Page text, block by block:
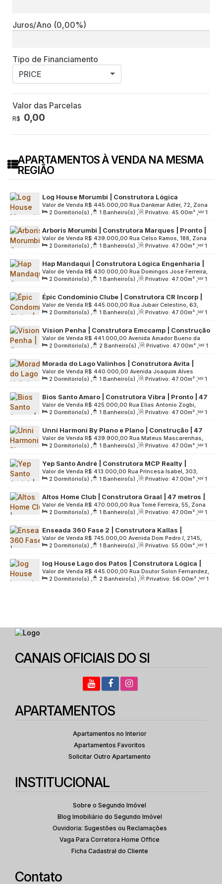
Juros/Ano (0,00%)
Tipo de Financiamento
PRICE
Valor das Parcelas
R$ 0,00
APARTAMENTOS À VENDA NA MESMA
REGIÃO
Log House Morumbi | Construtora Lógica
Engenharia | Pronto | 45 metros | 02 dormitórios |
varanda | 01 vaga
R$ 445.000,00
Valor de Venda
Rua Dankmar Adler, 72, Zona
Sul, 05641-110, Vila Suzana, São Paulo, São Paulo, Brasil
2 Dormitório(s) , 1 Banheiro(s) , Privativo: 45.00m² ,
1
Sala(s) , 1 Vaga(s) , Útil: 45.00m² , Terreno: 1162.00m²
Arboris Morumbi | Construtora Marques | Pronto |
47 metros | 02 dormitórios | varanda | 01 vaga
R$ 439.000,00
Valor de Venda
Rua Celso Ramos, 188, Zona
Sul, 05734-080, Vila Andrade, São Paulo, São Paulo, Brasil
2 Dormitório(s) , 1 Banheiro(s) , Privativo: 47.00m² ,
1
Sala(s) , 1 Vaga(s) , Útil: 47.00m² , Terreno: 3329.00m²
Hap Mandaqui | Construtora Lógica Engenharia |
Construção | 47 metros | 02 dormitórios | varanda
| 01 vaga
R$ 430.000,00
Valor de Venda
Rua Domingos José Ferreira,
144, Zona Norte, 02433-090, Vila Guaca, São Paulo, São
Paulo, Brasil
2 Dormitório(s) , 1 Banheiro(s) , Privativo: 47.00m² ,
1
Sala(s) , 1 Vaga(s) , Útil: 47.00m² , Terreno: 1862.00m²
Épic Condomínio Clube | Construtora CR Incorp |
Construção | 47 metros | 02 dormitórios | 01 vaga
R$ 445.000,00
Valor de Venda
Rua Jubair Celestino, 63,
Grande São Paulo, 06216-160, Presidente Altino, Osasco,
São Paulo, Brasil
2 Dormitório(s) , 1 Banheiro(s) , Privativo: 47.00m² ,
1
Sala(s) , 1 Vaga(s) , Útil: 47.00m² , Terreno: 2504.00m²
Vision Penha | Construtora Emccamp | Construção
| 47 metros | 02 dormitórios | suíte | varanda | 01
vaga
R$ 441.000,00
Valor de Venda
Avenida Amador Bueno da
Veiga, 1127, Zona Leste, 03635-000, Penha de França, São
Paulo, São Paulo, Brasil
2 Dormitório(s) , 2 Banheiro(s) , Privativo: 47.00m² ,
1
Sala(s) , 1 Suíte(s) , 1 Vaga(s) , Útil: 47.00m² ,
Terreno:
4973.00m²
Morada do Lago Valinhos | Construtora Avita |
Pronto | 47 metros | 02 dormitórios | varanda | 01
vaga
R$ 440.000,00
Valor de Venda
Avenida Joaquim Alves
Corrêa, 2299, Interior de São Paulo, 13277-055, Jardim Santo
Antônio, Valinhos, São Paulo, Brasil
2 Dormitório(s) , 1 Banheiro(s) , Privativo: 47.00m² ,
1
Sala(s) , 1 Vaga(s) , Útil: 47.00m² , Terreno: 5765.00m²
Bios Santo Amaro | Construtora Vibra | Pronto | 47
Metros | 02 Dormitórios | Varanda | 01 Vaga
R$ 425.000,00
Valor de Venda
Rua Elias Antonio Zogbi,
5632, Zona Sul, 04746-115, Santo Amaro, São Paulo, São
Paulo, Brasil
2 Dormitório(s) , 1 Banheiro(s) , Privativo: 47.00m² ,
1
Sala(s) , 1 Vaga(s) , Útil: 47.00m² , Terreno: 4332.00m²
Unni Harmoni By Plano e Plano | Construção | 47
metros | 02 dormitórios | varanda | 01 vaga
R$ 439.900,00
Valor de Venda
Rua Mateus Mascarenhas,
424, Zona Norte, 02712-000, Jardim Pereira Leite, São Paulo,
São Paulo, Brasil
2 Dormitório(s) , 1 Banheiro(s) , Privativo: 47.00m² ,
1
Sala(s) , 1 Vaga(s) , Útil: 47.00m² , Terreno: 4093.00m²
Yep Santo André | Construtora MCP Realty |
Construção | 47 metros | 02 dormitórios | varanda
| 01 vaga
R$ 413.000,00
Valor de Venda
Rua Princesa Isabel, 303,
Interior de São Paulo, 09090-600, Vila Guiomar, Santo
André, São Paulo, Brasil
2 Dormitório(s) , 1 Banheiro(s) , Privativo: 47.00m² ,
1
Sala(s) , 1 Vaga(s) , Útil: 47.00m² , Terreno: 2723.00m²
Altos Home Club | Construtora Graal | 47 metros |
02 dormitórios | varanda | sem vaga
R$ 470.000,00
Valor de Venda
Rua Tomé Ferreira, 55, Zona
Norte, 02402-030, Santana, São Paulo, São Paulo, Brasil
2 Dormitório(s) , 1 Banheiro(s) , Privativo: 47.00m² ,
1
Sala(s) , Útil: 47.00m² , Terreno: 1488.00m²
Enseada 360 Fase 2 | Construtora Kallas |
Construção | 55 Metros | 02 Dormitórios | Varanda
Grill | 02 Vagas
R$ 745.000,00
Valor de Venda
Avenida Dom Pedro I, 2145,
Litoral de São Paulo, 11440-002, Enseada, Guarujá, São
Paulo, Brasil
2 Dormitório(s) , 1 Banheiro(s) , Privativo: 55.00m² ,
1
Sala(s) , 2 Vaga(s) , Útil: 55.00m² , Terreno: 4416.00m²
log House Lago dos Patos | Construtora Lógica |
Pronto | 56 metros | 02 dormitórios | suíte |
varanda grill | 01 vaga
R$ 445.000,00
Valor de Venda
Rua Doutor Solon Fernandez,
15, Grande São Paulo, 07084-030, Vila Rosália, Guarulhos,
2 Dormitório(s) , 2 Banheiro(s) , Privativo: 56.00m² ,
1
CANAIS OFICIAIS DO SI
APARTAMENTOS
Apartamentos no Interior
Apartamentos Favoritos
Solicitar Outro Apartamento
INSTITUCIONAL
Sobre o Segundo Imóvel
Blog Imobiliário do Segundo Imóvel
Ouvidoria: Sugestões ou Reclamações
Vaga Para Corretora Home Office
Ficha Cadastral do Cliente
Contato